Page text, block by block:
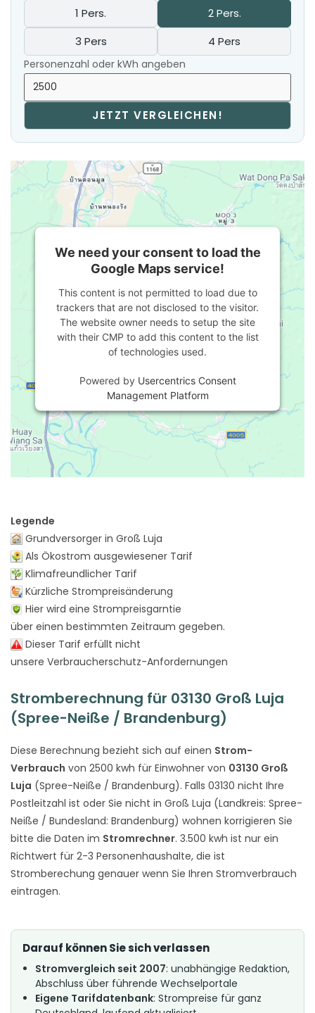
1 Pers.
2 Pers.
3 Pers
4 Pers
Personenzahl oder kWh angeben
JETZT VERGLEICHEN!
We need your consent to load the
Google Maps service!
This content is not permitted to load due to
trackers that are not disclosed to the visitor.
The website owner needs to setup the site
with their CMP to add this content to the list
of technologies used.
Powered by Usercentrics Consent
Management Platform
Legende
Grundversorger in Groß Luja
Als Ökostrom ausgewiesener Tarif
Klimafreundlicher Tarif
Kürzliche Strompreisänderung
Hier wird eine Strompreisgarntie
über einen bestimmten Zeitraum gegeben.
Dieser Tarif erfüllt nicht
unsere Verbraucherschutz-Anfordernungen
Stromberechnung für 03130 Groß Luja
(Spree-Neiße / Brandenburg)
Diese Berechnung bezieht sich auf einen Strom-
Verbrauch von 2500 kwh für Einwohner von 03130 Groß
Luja (Spree-Neiße / Brandenburg). Falls 03130 nicht Ihre
Postleitzahl ist oder Sie nicht in Groß Luja (Landkreis: Spree-
Neiße / Bundesland: Brandenburg) wohnen korrigieren Sie
bitte die Daten im Stromrechner. 3.500 kwh ist nur ein
Richtwert für 2-3 Personenhaushalte, die ist
Stromberechung genauer wenn Sie Ihren Stromverbrauch
eintragen.
Darauf können Sie sich verlassen
Stromvergleich seit 2007: unabhängige Redaktion,
Abschluss über führende Wechselportale
Eigene Tarifdatenbank: Strompreise für ganz